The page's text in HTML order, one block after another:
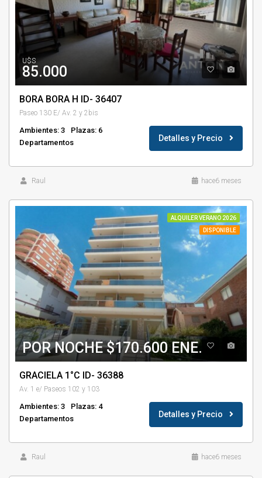
U$S
85.000
BORA BORA H ID- 36407
Paseo 130 E/ Av. 2 y 2bis
Ambientes: 3
Plazas: 6
Departamentos
Detalles y Precio
Raul hace6 meses
ALQUILER VERANO 2026
DISPONIBLE
POR NOCHE $170.600 ENE.
GRACIELA 1°C ID- 36388
Av. 1 e/ Paseos 102 y 103
Ambientes: 3
Plazas: 4
Departamentos
Detalles y Precio
Raul hace6 meses